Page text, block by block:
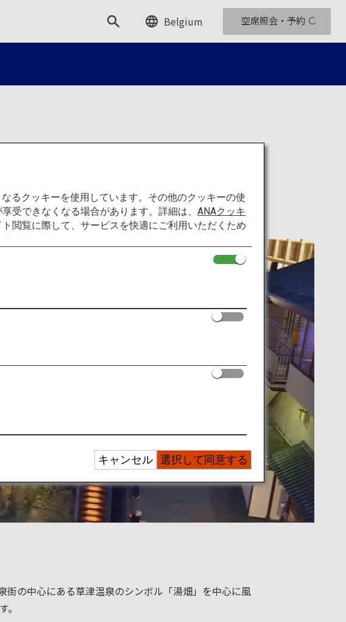
Belgium 空席照会・予約
の中心にある草津温泉のシンボル「湯畑」を中心に風
るクッキーを使用しています。その他のクッキーの使
受できなくなる場合があります。詳細は、ANAクッキ
閲覧に際して、サービスを快適にご利用いただくため
選択して同意する
キャンセル